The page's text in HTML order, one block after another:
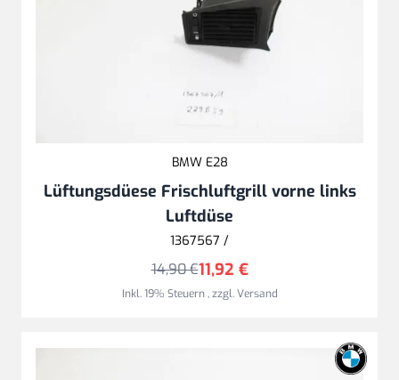
BMW E28
Lüftungsdüese Frischluftgrill vorne links
Luftdüse
1367567 /
11,92 €
14,90 €
Inkl. 19% Steuern,zzgl.Versand